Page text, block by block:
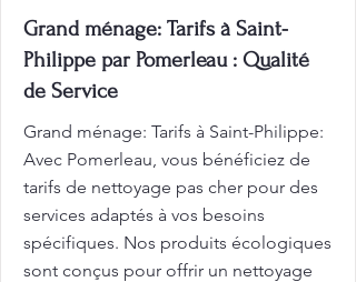
Grand ménage: Tarifs à Saint-
Philippe par Pomerleau : Qualité
de Service
Grand ménage: Tarifs à Saint-Philippe:
Avec Pomerleau, vous bénéficiez de
tarifs de nettoyage pas cher pour des
services adaptés à vos besoins
spécifiques. Nos produits écologiques
sont conçus pour offrir un nettoyage